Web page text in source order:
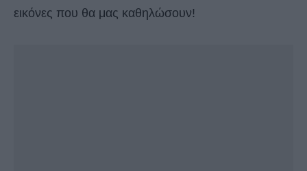
εικόνες που θα μας καθηλώσουν!